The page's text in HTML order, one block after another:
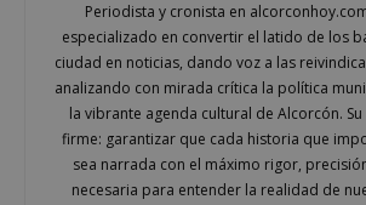
Periodista y cronista en
especializado en convertir el latido de los
ciudad en noticias, dando voz a las
analizando con mirada crítica la política
la vibrante agenda cultural de Alcorcón.
firme: garantizar que cada historia que
sea narrada con el máximo rigor,
necesaria para entender la realidad de
AWSALBCORS
Inc.
Privacy Policy